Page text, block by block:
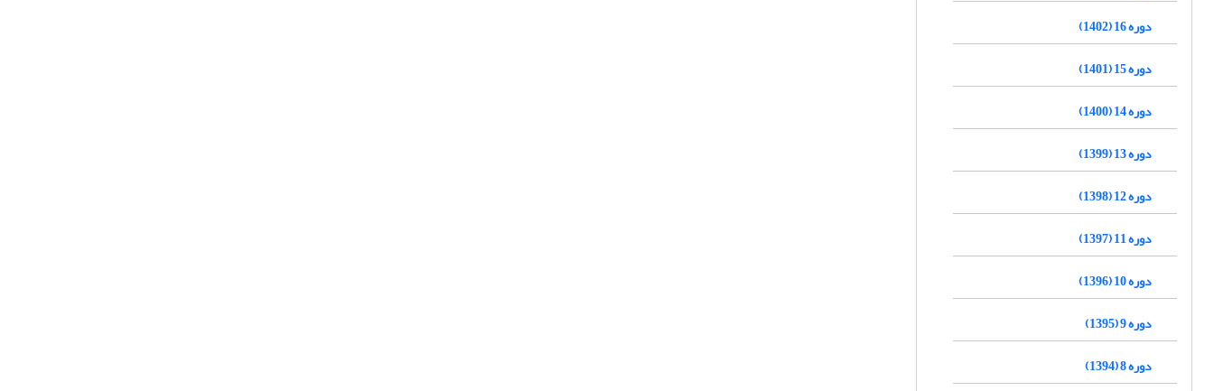
دوره 16 (1402)
دوره 15 (1401)
دوره 14 (1400)
دوره 13 (1399)
دوره 12 (1398)
دوره 11 (1397)
دوره 10 (1396)
دوره 9 (1395)
دوره 8 (1394)